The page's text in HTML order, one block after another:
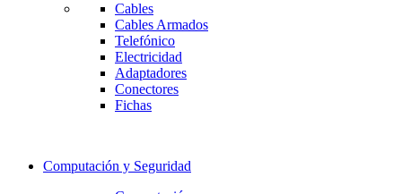
Cables
Cables Armados
Telefónico
Electricidad
Adaptadores
Conectores
Fichas
Computación y Seguridad